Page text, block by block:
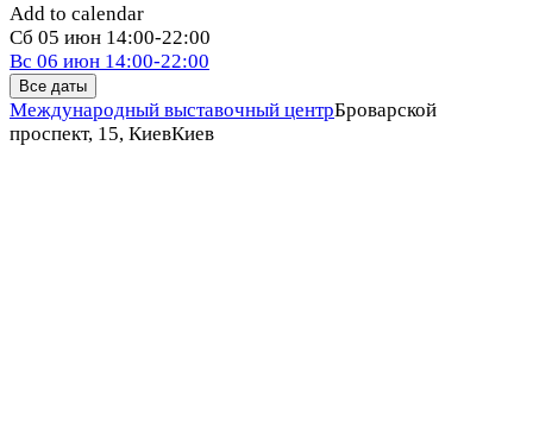
Add to calendar
Сб 05 июн 14:00-22:00
Вс 06 июн 14:00-22:00
Все даты
Международный выставочный центрБроварской
проспект, 15, КиевКиев